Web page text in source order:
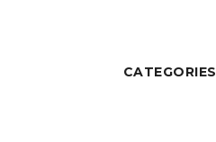
CATEGORIES